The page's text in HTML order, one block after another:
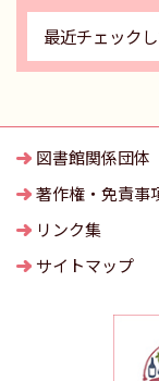
最近チェック
図書館関係団体
著作権・免責事
リンク集
サイトマップ